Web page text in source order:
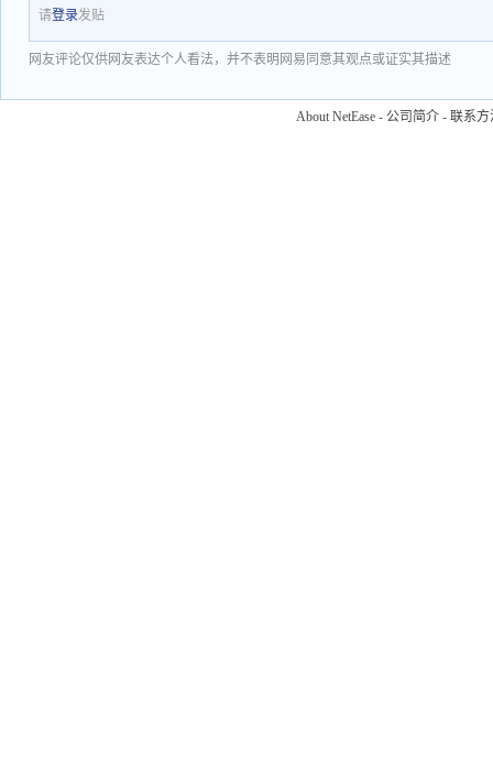
请登录发贴
网友评论仅供网友表达个人看法，并不表明网易同意其观点或证实其描述
About NetEase - 公司简介 - 联系方